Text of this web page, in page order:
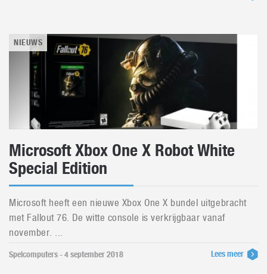
NIEUWS
Microsoft Xbox One X Robot White
Special Edition
Microsoft heeft een nieuwe Xbox One X bundel uitgebracht
met Fallout 76. De witte console is verkrijgbaar vanaf
november. ...
Spelcomputers - 4 september 2018 Lees meer